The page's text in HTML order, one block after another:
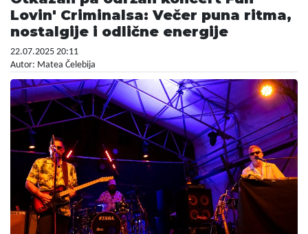
Lovin' Criminalsa: Večer puna ritma,
nostalgije i odlične energije
22.07.2025 20:11
Autor: Matea Čelebija